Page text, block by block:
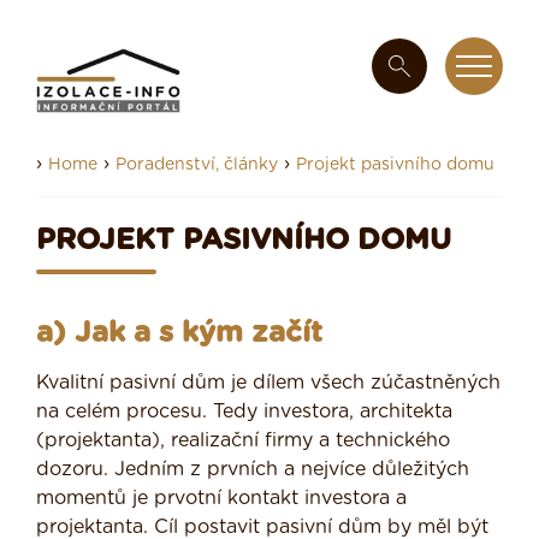
› Home › Poradenství, články › Projekt pasivního domu
PROJEKT PASIVNÍHO DOMU
a) Jak a s kým začít
Kvalitní pasivní dům je dílem všech zúčastněných
na celém procesu. Tedy investora, architekta
(projektanta), realizační firmy a technického
dozoru. Jedním z prvních a nejvíce důležitých
momentů je prvotní kontakt investora a
projektanta. Cíl postavit pasivní dům by měl být